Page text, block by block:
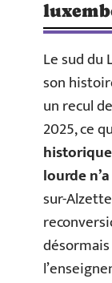
Le sud du
son
un recul
2025, ce
lourde
sur-